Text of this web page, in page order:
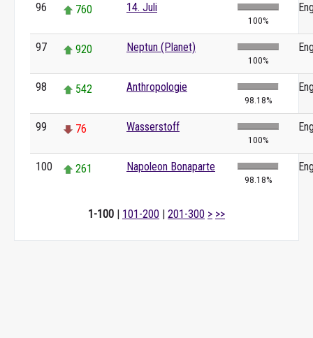
96 760 14. Juli
100%
97 920 Neptun (Planet)
100%
98 542 Anthropologie
98.18%
99 76 Wasserstoff
100%
100 261 Napoleon Bonaparte
98.18%
1-100 | 101-200 | 201-300 > >>